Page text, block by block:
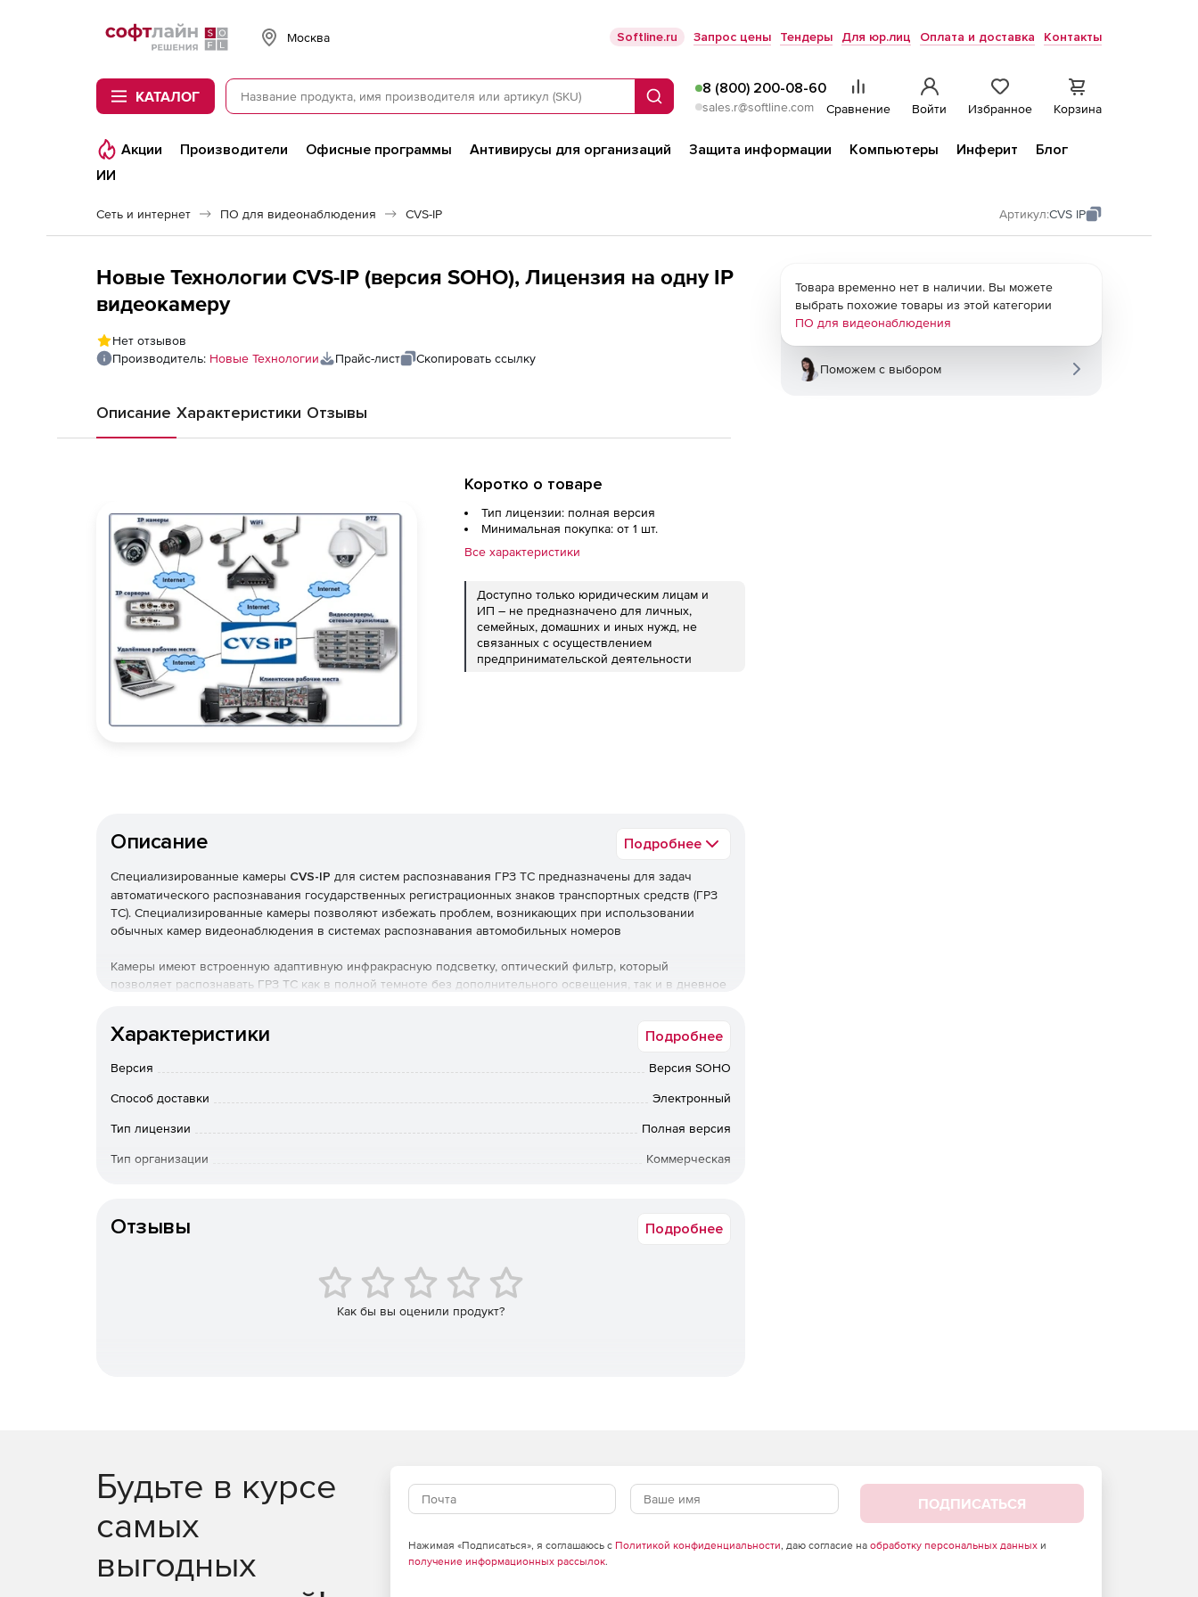
Softline
Москва Softline.ru Запрос цены Тендеры Для юр.лиц Оплата и доставка Контакты
КАТАЛОГ Поиск
8 (800) 200-08-60
sales.r@softline.com Сравнение Войти Избранное Корзина
Акции Производители Офисные программы Антивирусы для организаций Защита информации Компьютеры Инферит
Блог
ИИ
Сеть и интернет ПО для видеонаблюдения CVS-IP Артикул:CVS IP
Новые Технологии CVS-IP (версия SOHO), Лицензия на одну IP
видеокамеру
Нет отзывов
Производитель: Новые Технологии Прайс-лист Скопировать ссылку
Описание Характеристики Отзывы
Коротко о товаре
Тип лицензии: полная версия
Минимальная покупка: от 1 шт.
Все характеристики
Доступно только юридическим лицам и
ИП – не предназначено для личных,
семейных, домашних и иных нужд, не
связанных с осуществлением
предпринимательской деятельности
Описание Подробнее
Специализированные камеры CVS-IP для систем распознавания ГРЗ ТС предназначены для задач
автоматического распознавания государственных регистрационных знаков транспортных средств (ГРЗ
ТС). Специализированные камеры позволяют избежать проблем, возникающих при использовании
обычных камер видеонаблюдения в системах распознавания автомобильных номеров
Камеры имеют встроенную адаптивную инфракрасную подсветку, оптический фильтр, который
позволяет распознавать ГРЗ ТС как в полной темноте без дополнительного освещения, так и в дневное
Использование в камере матрицы высокого разрешения в черно-белом режиме в сочетании с
номерных знаков в любое время суток и распознавать их в широком диапазоне изменения размеров.
Области применения специализированных камер CVS
контрольно-пропускные пункты;
Конкурентные преимущества специализированных камер CVS
поставляются полностью готовые к работе на объекте;
не требуют дополнительного освещения зоны проезда автомобиля;
Характеристики Подробнее
Версия Версия SOHO
Способ доставки Электронный
Тип лицензии Полная версия
Тип организации Коммерческая
Отзывы Подробнее
Как бы вы оценили продукт?
Товара временно нет в наличии. Вы можете
выбрать похожие товары из этой категории
ПО для видеонаблюдения
Поможем с выбором
Будьте в курсе
самых
выгодных
ПОДПИСАТЬСЯ
Нажимая «Подписаться», я соглашаюсь с Политикой конфиденциальности, даю согласие на обработку персональных данныхи
получение информационных рассылок.